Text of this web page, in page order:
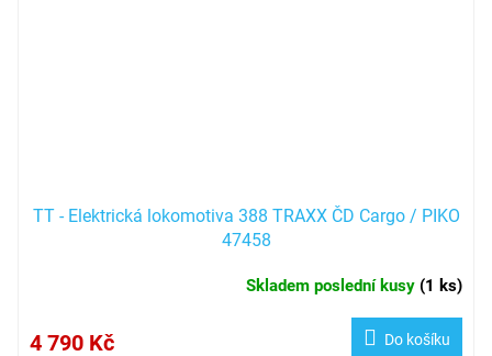
TT - Elektrická lokomotiva 388 TRAXX ČD Cargo / PIKO
47458
Skladem poslední kusy (1 ks)
4 790 Kč Do košíku